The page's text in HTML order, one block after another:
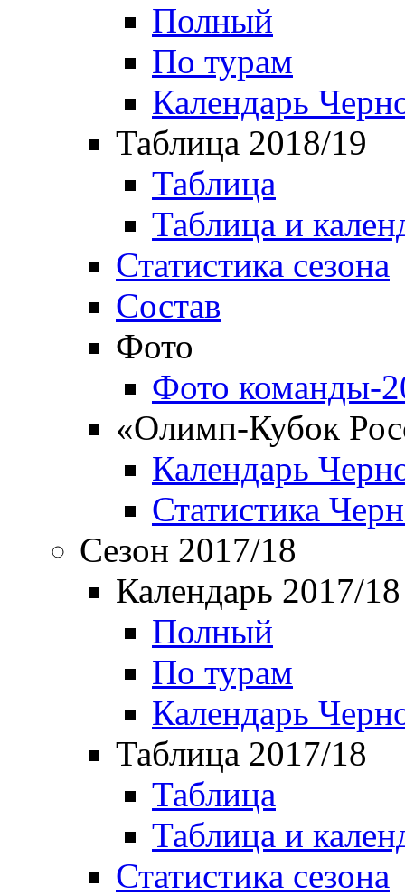
Полный
По турам
Календарь
Таблица 2018/19
Таблица
Таблица и
Статистика сезона
Состав
Фото
Фото команды-
«Олимп-Кубок
Календарь
Статистика
Сезон 2017/18
Календарь 2017/18
Полный
По турам
Календарь
Таблица 2017/18
Таблица
Таблица и
Статистика сезона